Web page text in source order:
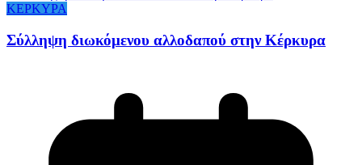
ΚΕΡΚΥΡΑ
Σύλληψη διωκόμενου αλλοδαπού στην Κέρκυρα